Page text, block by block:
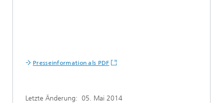
Presseinformation als PDF
Letzte Änderung: 05. Mai 2014